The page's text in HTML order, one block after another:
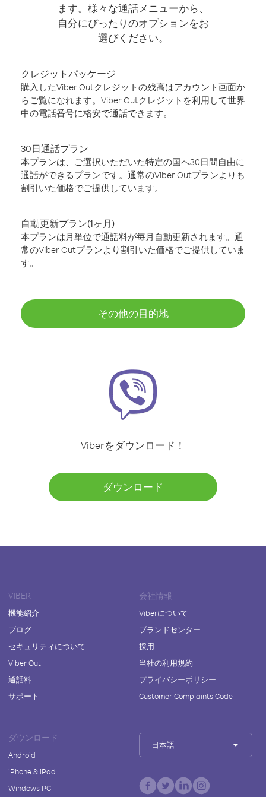
ます。様々な通話メニューから、
自分にぴったりのオプションをお
選びください。
クレジットパッケージ
購入したViber Outクレジットの残高はアカウント画面か
らご覧になれます。Viber Outクレジットを利用して世界
中の電話番号に格安で通話できます。
30日通話プラン
本プランは、ご選択いただいた特定の国へ30日間自由に
通話ができるプランです。通常のViber Outプランよりも
割引いた価格でご提供しています。
自動更新プラン(1ヶ月)
本プランは月単位で通話料が毎月自動更新されます。通
常のViber Outプランより割引いた価格でご提供していま
す。
その他の目的地
Viberをダウンロード！
ダウンロード
VIBER
機能紹介
ブログ
セキュリティについて
Viber Out
通話料
サポート
会社情報
Viberについて
ブランドセンター
採用
当社の利用規約
プライバシーポリシー
Customer Complaints Code
ダウンロード
Android
iPhone & iPad
Windows PC
日本語